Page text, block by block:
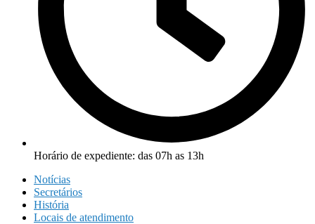
Horário de expediente: das 07h as 13h
Notícias
Secretários
História
Locais de atendimento